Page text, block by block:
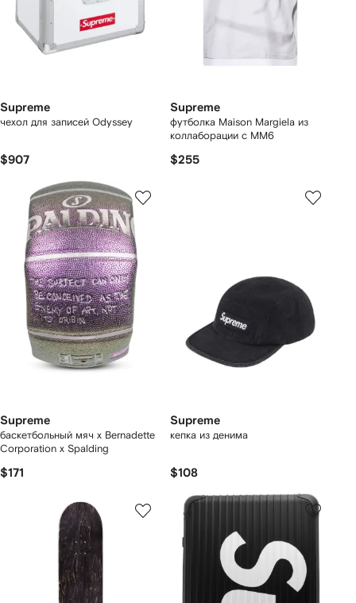
Supreme
чехол для записей Odyssey
$907
Supreme
футболка Maison Margiela из
коллаборации с MM6
$255
Supreme
баскетбольный мяч x Bernadette
Corporation x Spalding
$171
Supreme
кепка из денима
$108